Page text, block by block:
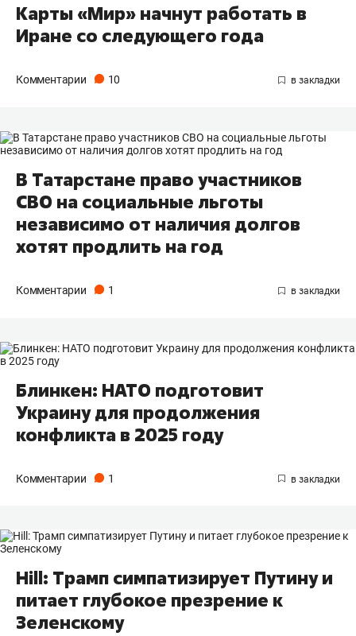
Карты «Мир» начнут работать в
Иране со следующего года
Комментарии 10
В Татарстане право участников
СВО на социальные льготы
независимо от наличия долгов
хотят продлить на год
Комментарии 1
Блинкен: НАТО подготовит
Украину для продолжения
конфликта в 2025 году
Комментарии 1
Hill: Трамп симпатизирует Путину и
питает глубокое презрение к
Зеленскому